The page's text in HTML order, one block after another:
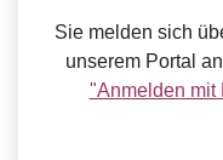
Sie melden sich
unserem Portal
"Anmelden mit